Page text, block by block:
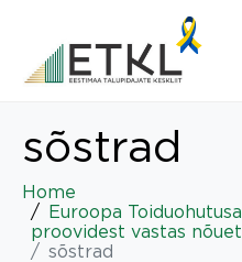
sõstrad
Home
Euroopa
proovidest vastas
sõstrad